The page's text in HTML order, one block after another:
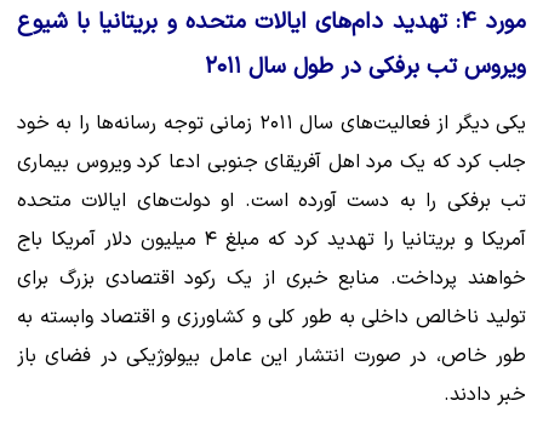
مورد 4: تهدید دام‌های ایالات متحده و بریتانیا با شیوع
ویروس تب برفکی در طول سال ۲۰۱۱
یکی دیگر از فعالیت‌های سال ۲۰۱۱ زمانی توجه رسانه‌ها را به خود
جلب کرد که یک مرد اهل آفریقای جنوبی ادعا کرد ویروس بیماری
تب برفکی را به دست آورده است. او دولت‌های ایالات متحده
آمریکا و بریتانیا را تهدید کرد که مبلغ ۴ میلیون دلار آمریکا باج
خواهند پرداخت. منابع خبری از یک رکود اقتصادی بزرگ برای
تولید ناخالص داخلی به طور کلی و کشاورزی و اقتصاد وابسته به
طور خاص، در صورت انتشار این عامل بیولوژیکی در فضای باز
خبر دادند.